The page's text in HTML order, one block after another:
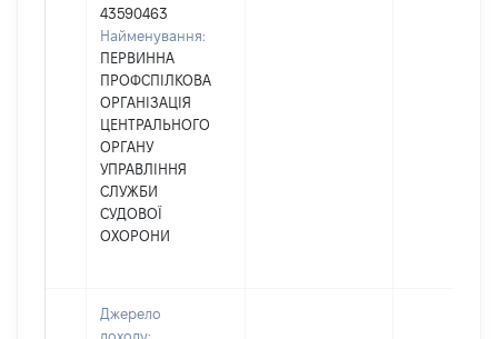
43590463
Найменування:
ПЕРВИННА
ПРОФСПІЛКОВА
ОРГАНІЗАЦІЯ
ЦЕНТРАЛЬНОГО
ОРГАНУ
УПРАВЛІННЯ
СЛУЖБИ
СУДОВОЇ
ОХОРОНИ
Джерело
доходу: